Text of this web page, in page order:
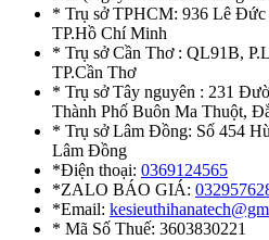
* Trụ sở TPHCM: 936 Lê
TP.Hồ Chí Minh
* Trụ sở Cần Thơ : QL91B,
TP.Cần Thơ
* Trụ sở Tây nguyên : 231
Thành Phố Buôn Ma Thuột,
* Trụ sở Lâm Đồng: Số 454
Lâm Đồng
*Điện thoại: 0369124565
*ZALO BÁO GIÁ:
*Email:
* Mã Số Thuế: 3603830221